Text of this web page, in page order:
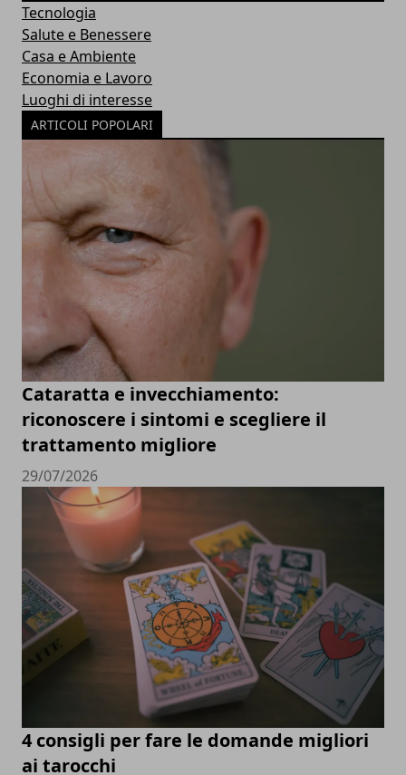
Tecnologia
Salute e Benessere
Casa e Ambiente
Economia e Lavoro
Luoghi di interesse
ARTICOLI POPOLARI
Cataratta e invecchiamento:
riconoscere i sintomi e scegliere il
trattamento migliore
29/07/2026
4 consigli per fare le domande migliori
ai tarocchi